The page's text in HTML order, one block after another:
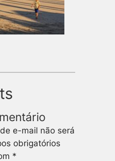
e-mail não será
obrigatórios
*